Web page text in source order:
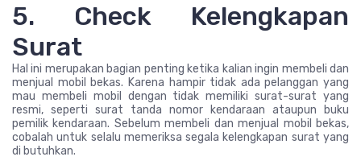
5. Check Kelengkapan
Surat
Hal ini merupakan bagian penting ketika kalian ingin membeli dan
menjual mobil bekas. Karena hampir tidak ada pelanggan yang
mau membeli mobil dengan tidak memiliki surat-surat yang
resmi, seperti surat tanda nomor kendaraan ataupun buku
pemilik kendaraan. Sebelum membeli dan menjual mobil bekas,
cobalah untuk selalu memeriksa segala kelengkapan surat yang
di butuhkan.